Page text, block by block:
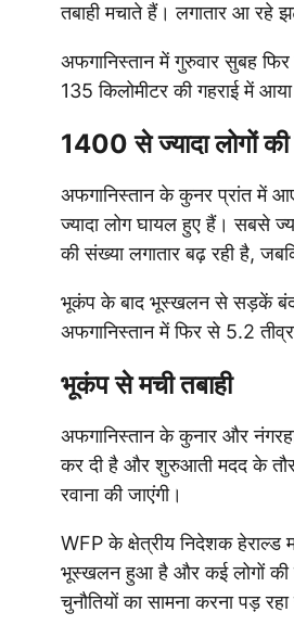
तबाही मचाते हैं। लगातार आ रहे
अफगानिस्तान में गुरुवार सुबह
135 किलोमीटर की गहराई में
1400 से ज्यादा लोगों की
अफगानिस्तान के कुनर प्रांत में
ज्यादा लोग घायल हुए हैं। सबसे
की संख्या लगातार बढ़ रही है,
भूकंप के बाद भूस्खलन से सड़कें बंद
अफगानिस्तान में फिर से 5.2
भूकंप से मची तबाही
अफगानिस्तान के कुनार और
कर दी है और शुरुआती मदद के तौर
रवाना की जाएंगी।
WFP के क्षेत्रीय निदेशक हेराल्ड
भूस्खलन हुआ है और कई लोगों की
चुनौतियों का सामना करना पड़